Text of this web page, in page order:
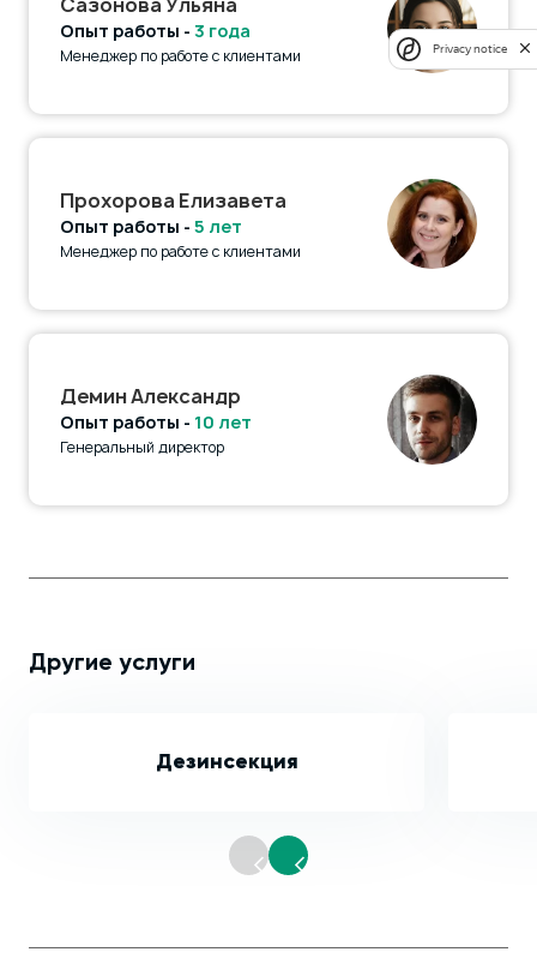
Опыт работы - 3 года
Менеджер по работе с клиентами
Прохорова Елизавета
Опыт работы - 5 лет
Менеджер по работе с клиентами
Демин Александр
Опыт работы - 10 лет
Генеральный директор
Другие услуги
Дезинсекция
Privacy notice